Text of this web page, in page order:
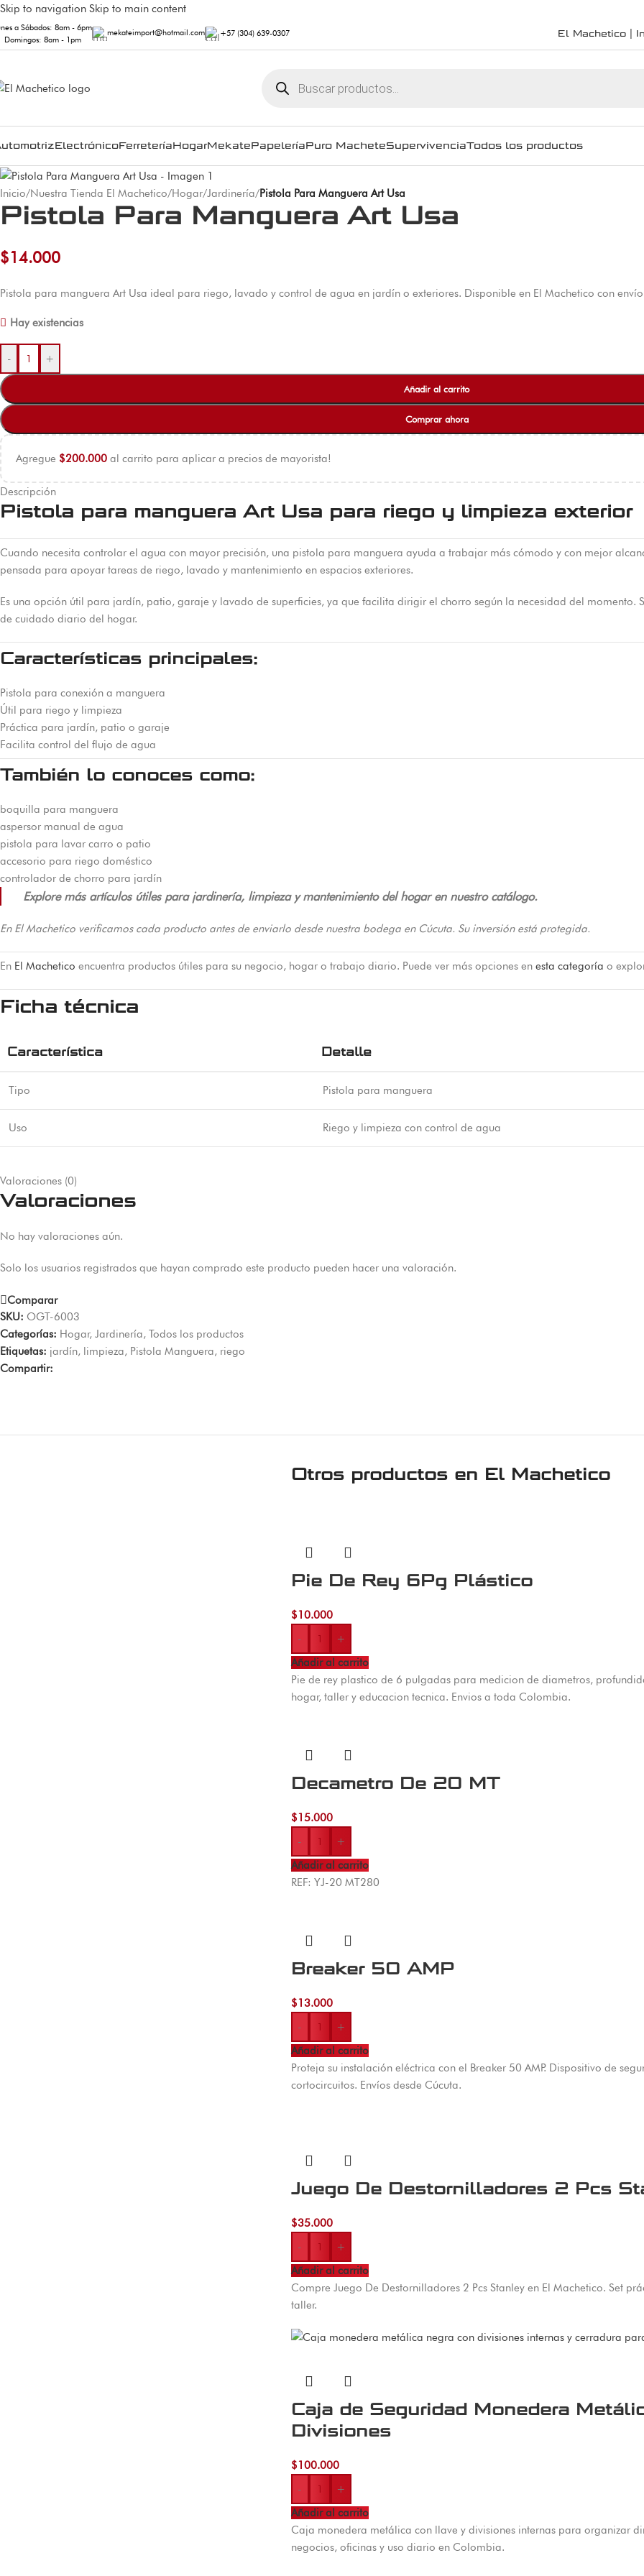
Skip to navigation Skip to main content
a Sábados: 8am - 6pm
Domingos: 8am - 1pm
mekateimport@hotmail.com +57 (304) 639-0307 El Machetico |
ElectrónicoFerreteríaHogarMekatePapeleríaPuro MacheteSupervivenciaTodos los productos
Inicio/Nuestra Tienda El Machetico/Hogar/Jardinería/Pistola Para Manguera Art Usa
Pistola Para Manguera Art Usa
$14.000
Pistola para manguera Art Usa ideal para riego, lavado y control de agua en jardín o exteriores. Disponible en El Machetico con
Hay existencias
- +
Añadir al carrito
Comprar ahora
Agregue $200.000 al carrito para aplicar a precios de mayorista!
Descripción
Pistola para manguera Art Usa para riego y limpieza exterior
Cuando necesita controlar el agua con mayor precisión, una pistola para manguera ayuda a trabajar más cómodo y con mejor
pensada para apoyar tareas de riego, lavado y mantenimiento en espacios exteriores.
Es una opción útil para jardín, patio, garaje y lavado de superficies, ya que facilita dirigir el chorro según la necesidad del momento.
de cuidado diario del hogar.
Características principales:
Pistola para conexión a manguera
Útil para riego y limpieza
Práctica para jardín, patio o garaje
Facilita control del flujo de agua
También lo conoces como:
boquilla para manguera
aspersor manual de agua
pistola para lavar carro o patio
accesorio para riego doméstico
controlador de chorro para jardín
Explore más artículos útiles para jardinería, limpieza y mantenimiento del hogar en nuestro catálogo.
En El Machetico verificamos cada producto antes de enviarlo desde nuestra bodega en Cúcuta. Su inversión está protegida.
En El Machetico encuentra productos útiles para su negocio, hogar o trabajo diario. Puede ver más opciones en esta categoría o
Ficha técnica
Característica Detalle
Tipo Pistola para manguera
Uso Riego y limpieza con control de agua
Valoraciones (0)
Valoraciones
No hay valoraciones aún.
Solo los usuarios registrados que hayan comprado este producto pueden hacer una valoración.
Comparar
SKU: OGT-6003
Categorías: Hogar, Jardinería, Todos los productos
Etiquetas: jardín, limpieza, Pistola Manguera, riego
Compartir:
Otros productos en El Machetico
Pie De Rey 6Pg Plástico
$10.000
-
+
Añadir al carrito
Pie de rey plastico de 6 pulgadas para medicion de diametros,
hogar, taller y educacion tecnica. Envios a toda Colombia.
Decametro De 20 MT
$15.000
-
+
Añadir al carrito
REF: YJ-20 MT280
Breaker 50 AMP
$13.000
-
+
Añadir al carrito
Proteja su instalación eléctrica con el Breaker 50 AMP. Dispositivo de
cortocircuitos. Envíos desde Cúcuta.
Juego De Destornilladores 2 Pcs
$35.000
-
+
Añadir al carrito
Compre Juego De Destornilladores 2 Pcs Stanley en El Machetico. Set
taller.
Caja de Seguridad Monedera
Divisiones
$100.000
-
+
Añadir al carrito
Caja monedera metálica con llave y divisiones internas para organizar
negocios, oficinas y uso diario en Colombia.